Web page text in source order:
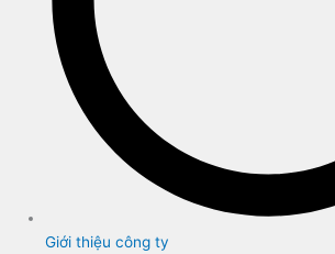
Giới thiệu công ty